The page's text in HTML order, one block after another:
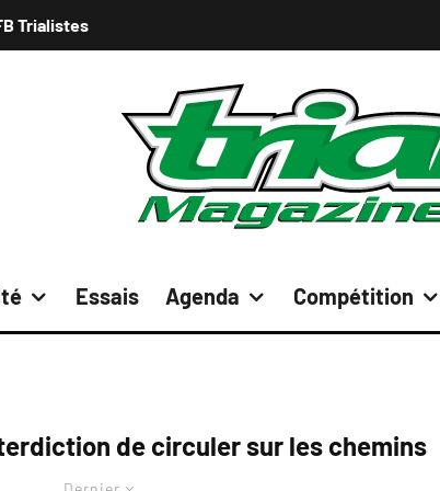
Trialistes
Essais Agenda Compétition
de circuler sur les chemins